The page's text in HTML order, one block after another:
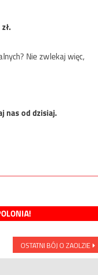
zł.
Nie zwlekaj więc,
nas od dzisiaj.
OSTATNI BÓJ O ZAOLZIE